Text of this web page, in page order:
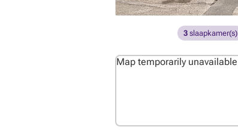
3 slaapkamer(s)
Map temporarily unavailable